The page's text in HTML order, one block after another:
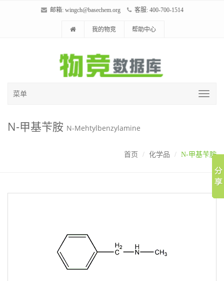
邮箱: wingch@basechem.org 客服: 400-700-1514
我的物竞 帮助中心
菜单
N-甲基苄胺 N-Mehtylbenzylamine
首页 化学品 N-甲基苄胺